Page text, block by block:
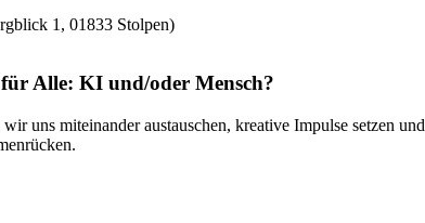
1, 01833 Stolpen)
Alle: KI und/oder Mensch?
uns miteinander austauschen, kreative Impulse setzen und